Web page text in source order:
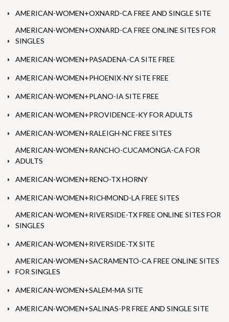
AMERICAN-WOMEN+OXNARD-CA FREE AND SINGLE SITE
AMERICAN-WOMEN+OXNARD-CA FREE ONLINE SITES FOR
SINGLES
AMERICAN-WOMEN+PASADENA-CA SITE FREE
AMERICAN-WOMEN+PHOENIX-NY SITE FREE
AMERICAN-WOMEN+PLANO-IA SITE FREE
AMERICAN-WOMEN+PROVIDENCE-KY FOR ADULTS
AMERICAN-WOMEN+RALEIGH-NC FREE SITES
AMERICAN-WOMEN+RANCHO-CUCAMONGA-CA FOR
ADULTS
AMERICAN-WOMEN+RENO-TX HORNY
AMERICAN-WOMEN+RICHMOND-LA FREE SITES
AMERICAN-WOMEN+RIVERSIDE-TX FREE ONLINE SITES FOR
SINGLES
AMERICAN-WOMEN+RIVERSIDE-TX SITE
AMERICAN-WOMEN+SACRAMENTO-CA FREE ONLINE SITES
FOR SINGLES
AMERICAN-WOMEN+SALEM-MA SITE
AMERICAN-WOMEN+SALINAS-PR FREE AND SINGLE SITE